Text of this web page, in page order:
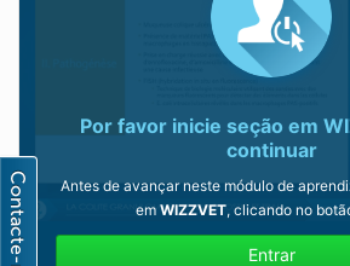
Por favor inicie seção em
continuar
Antes de avançar neste módulo de
em WIZZVET, clicando no
Entrar